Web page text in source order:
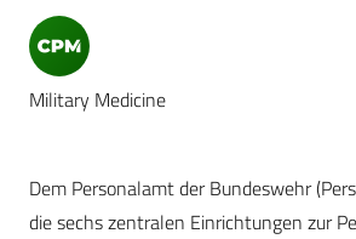
Military Medicine
Dem Personalamt der Bundeswehr
die sechs zentralen Einrichtungen zur